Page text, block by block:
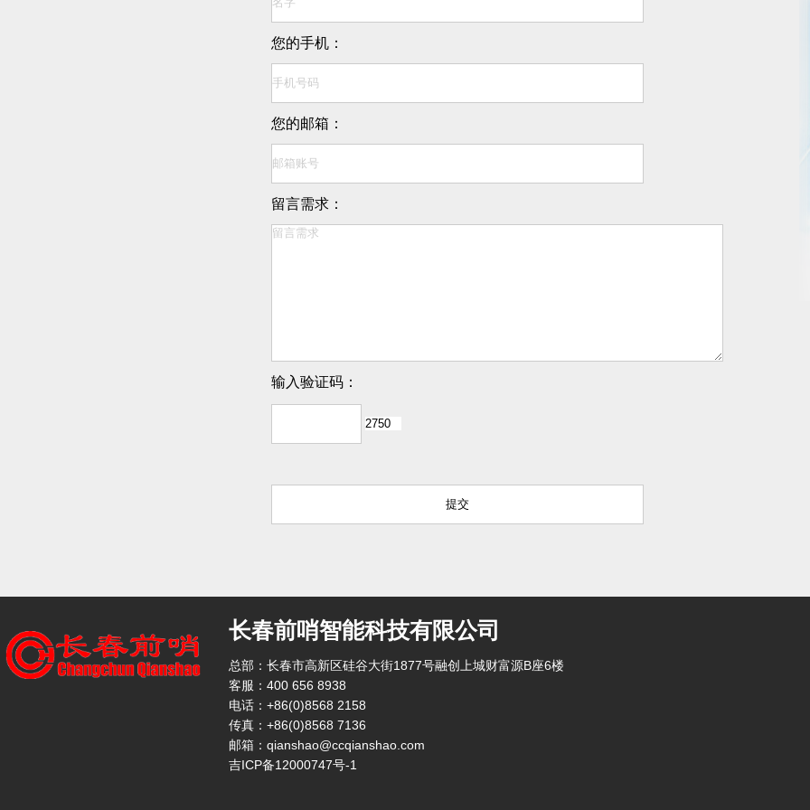
您的手机：
您的邮箱：
留言需求：
输入验证码：
长春前哨智能科技有限公司
总部：长春市高新区硅谷大街1877号融创上城财富源B座6楼
客服：400 656 8938
电话：+86(0)8568 2158
传真：+86(0)8568 7136
邮箱：qianshao@ccqianshao.com
吉ICP备12000747号-1